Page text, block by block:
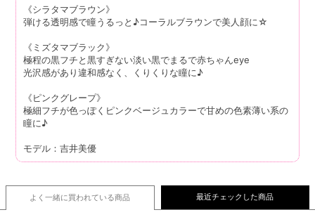
《シラタマブラウン》
弾ける透明感で瞳うるっと♪コーラルブラウンで美人顔に☆
《ミズタマブラック》
極程の黒フチと黒すぎない淡い黒でまるで赤ちゃんeye
光沢感があり違和感なく、くりくりな瞳に♪
《ピンクグレープ》
極細フチが色っぽくピンクベージュカラーで甘めの色素薄い系の
瞳に♪
モデル：吉井美優
よく一緒に買われている商品 最近チェックした商品